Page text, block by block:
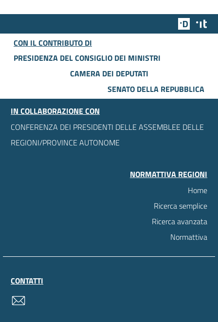
Team
CON IL CONTRIBUTO DI
PRESIDENZA DEL CONSIGLIO DEI MINISTRI
CAMERA DEI DEPUTATI
SENATO DELLA REPUBBLICA
IN COLLABORAZIONE CON
CONFERENZA DEI PRESIDENTI DELLE ASSEMBLEE DELLE
REGIONI/PROVINCE AUTONOME
NORMATTIVA REGIONI
Home
Ricerca semplice
Ricerca avanzata
Normattiva
CONTATTI